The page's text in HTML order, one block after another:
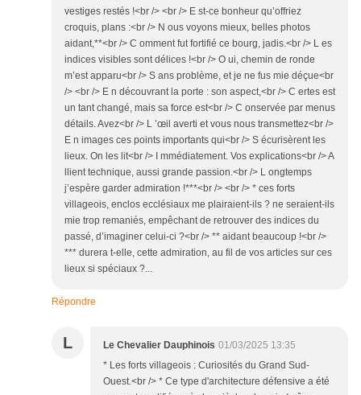
vestiges restés !<br /> <br /> E st-ce bonheur qu’offriez
croquis, plans :<br /> N ous voyons mieux, belles photos
aidant,**<br /> C omment fut fortifié ce bourg, jadis.<br /> L es
indices visibles sont délices !<br /> O ui, chemin de ronde
m’est apparu<br /> S ans problème, et je ne fus mie déçue<br
/> <br /> E n découvrant la porte : son aspect,<br /> C ertes est
un tant changé, mais sa force est<br /> C onservée par menus
détails. Avez<br /> L ’œil averti et vous nous transmettez<br />
E n images ces points importants qui<br /> S écurisèrent les
lieux. On les lit<br /> I mmédiatement. Vos explications<br /> A
llient technique, aussi grande passion.<br /> L ongtemps
j’espère garder admiration !***<br /> <br /> * ces forts
villageois, enclos ecclésiaux me plairaient-ils ? ne seraient-ils
mie trop remaniés, empêchant de retrouver des indices du
passé, d’imaginer celui-ci ?<br /> ** aidant beaucoup !<br />
*** durera t-elle, cette admiration, au fil de vos articles sur ces
lieux si spéciaux ?...
Répondre
L Le Chevalier Dauphinois 01/03/2025 13:35
* Les forts villageois : Curiosités du Grand Sud-
Ouest.<br /> * Ce type d'architecture défensive a été